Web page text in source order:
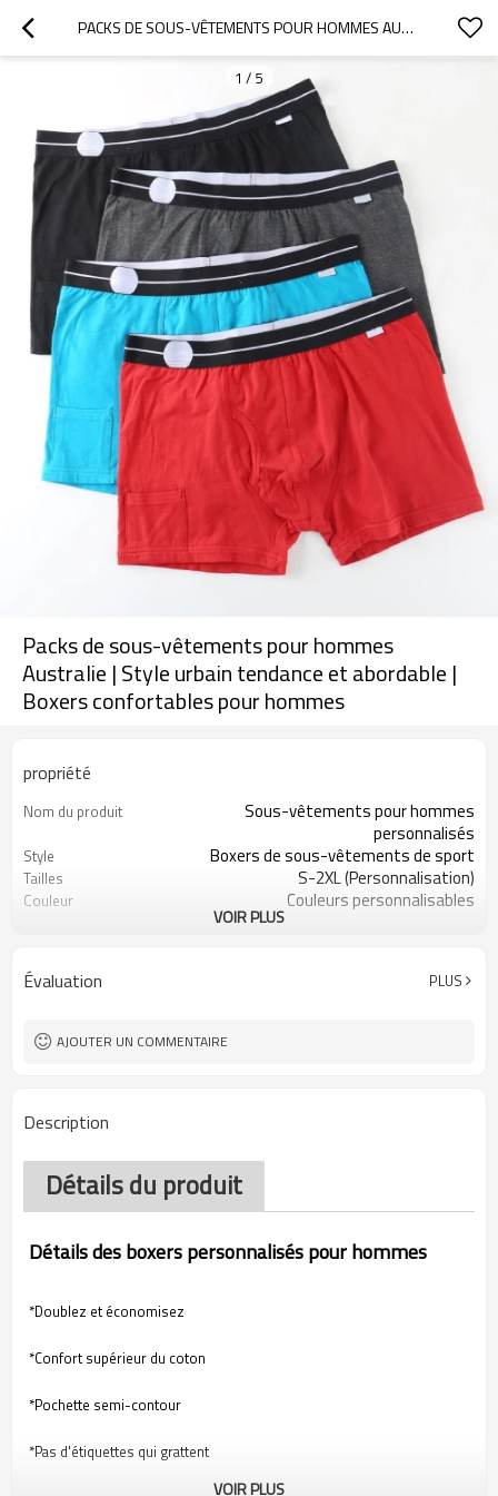
PACKS DE SOUS-VÊTEMENTS POUR HOMMES AUSTRALIE | STYLE URBAIN TENDANCE ET ABORDABLE | BOXERS CONFORTABLES POUR HOMMES
1 / 5
Packs de sous-vêtements pour hommes
Australie | Style urbain tendance et abordable |
Boxers confortables pour hommes
propriété
Nom du produit
Sous-vêtements pour hommes
personnalisés
Style Boxers de sous-vêtements de sport
Tailles S-2XL (Personnalisation)
Couleur Couleurs personnalisables
Conseils d'entretien
Quantité minimale de
1 pièce
VOIR PLUS
Évaluation PLUS
AJOUTER UN COMMENTAIRE
Description
Détails du produit
Détails des boxers personnalisés pour hommes
*Doublez et économisez
*Confort supérieur du coton
*Pochette semi-contour
*Pas d'étiquettes qui grattent
VOIR PLUS